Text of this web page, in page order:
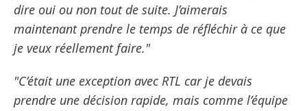
dire oui ou non tout de suite. J’aimerais
maintenant prendre le temps de réfléchir à ce que
je veux réellement faire."
"C’était une exception avec RTL car je devais
prendre une décision rapide, mais comme l’équipe